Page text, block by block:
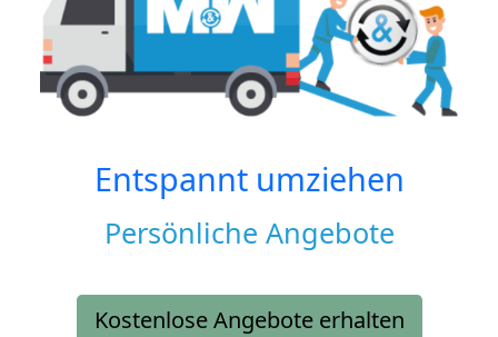
Entspannt umziehen
Persönliche Angebote
Kostenlose Angebote erhalten